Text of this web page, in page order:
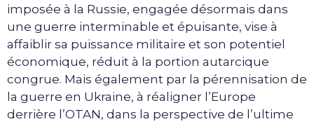
imposée à la Russie, engagée désormais dans
une guerre interminable et épuisante, vise à
affaiblir sa puissance militaire et son potentiel
économique, réduit à la portion autarcique
congrue. Mais également par la pérennisation de
la guerre en Ukraine, à réaligner l’Europe
derrière l’OTAN, dans la perspective de l’ultime